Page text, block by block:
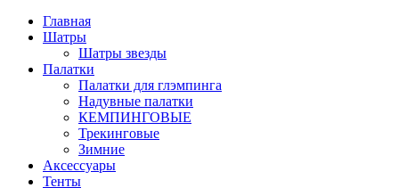
Главная
Шатры
Шатры звезды
Палатки
Палатки для глэмпинга
Надувные палатки
КЕМПИНГОВЫЕ
Трекинговые
Зимние
Аксессуары
Тенты